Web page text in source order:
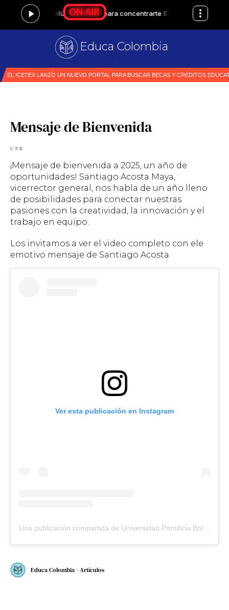
Educa Colombia
Mensaje de Bienvenida
UPB
¡Mensaje de bienvenida a 2025, un año de
oportunidades! Santiago Acosta Maya,
vicerrector general, nos habla de un año lleno
de posibilidades para conectar nuestras
pasiones con la creatividad, la innovación y el
trabajo en equipo.
Los invitamos a ver el video completo con ele
emotivo mensaje de Santiago Acosta
Ver esta publicación en Instagram
Educa Colombia - Artículos